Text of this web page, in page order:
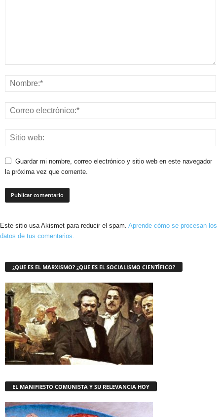
Guardar mi nombre, correo electrónico y sitio web en este navegador
la próxima vez que comente.
Este sitio usa Akismet para reducir el spam. Aprende cómo se procesan los
datos de tus comentarios.
¿QUE ES EL MARXISMO? ¿QUE ES EL SOCIALISMO CIENTÍFICO?
EL MANIFIESTO COMUNISTA Y SU RELEVANCIA HOY